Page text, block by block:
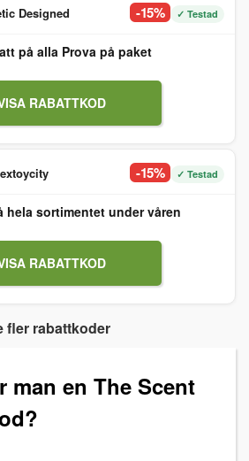
Designed -15% ✓ Testad
på alla Prova på paket
RABATTKOD
-15% ✓ Testad
hela sortimentet under våren
RABATTKOD
fler rabattkoder
man en The Scent